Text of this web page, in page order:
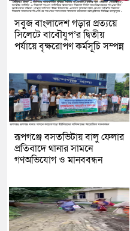
সবুজ বাংলাদেশ গড়ার প্রত্যয়ে
সিলেটে বাবৌযুপ’র দ্বিতীয়
পর্যায়ে বৃক্ষরোপণ কর্মসূচি সম্পন্ন
রূপগঞ্জে বসতভিটায় বালু ফেলার
প্রতিবাদে থানার সামনে
গণঅভিযোগ ও মানববন্ধন